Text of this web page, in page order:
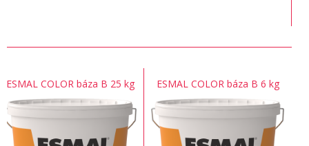
ESMAL COLOR báza B 25 kg ESMAL COLOR báza B 6 kg